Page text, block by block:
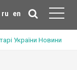
ru en
України Новини